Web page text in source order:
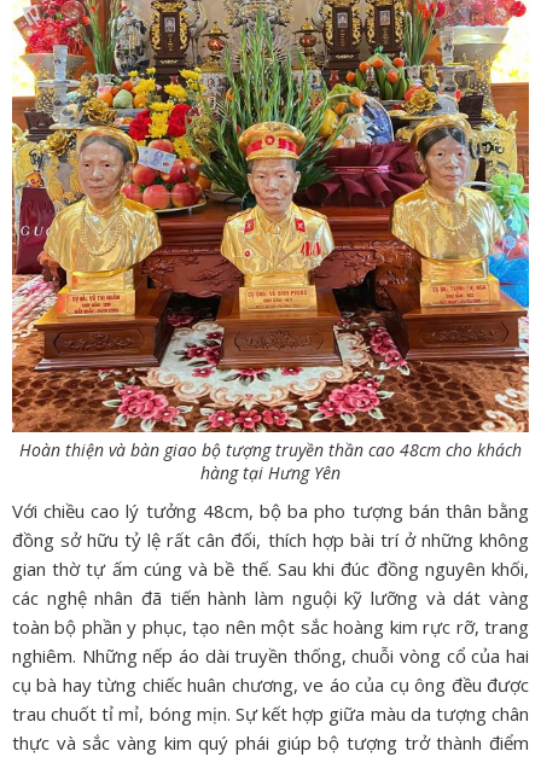
Hoàn thiện và bàn giao bộ tượng truyền thần cao 48cm cho khách
hàng tại Hưng Yên
Với chiều cao lý tưởng 48cm, bộ ba pho tượng bán thân bằng
đồng sở hữu tỷ lệ rất cân đối, thích hợp bài trí ở những không
gian thờ tự ấm cúng và bề thế. Sau khi đúc đồng nguyên khối,
các nghệ nhân đã tiến hành làm nguội kỹ lưỡng và dát vàng
toàn bộ phần y phục, tạo nên một sắc hoàng kim rực rỡ, trang
nghiêm. Những nếp áo dài truyền thống, chuỗi vòng cổ của hai
cụ bà hay từng chiếc huân chương, ve áo của cụ ông đều được
trau chuốt tỉ mỉ, bóng mịn. Sự kết hợp giữa màu da tượng chân
thực và sắc vàng kim quý phái giúp bộ tượng trở thành điểm